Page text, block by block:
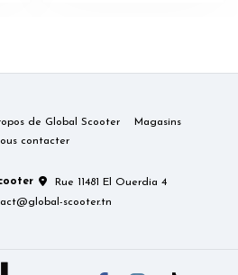
de Global Scooter
Magasins
contacter
Rue 11481 El Ouerdia 4
scooter.tn